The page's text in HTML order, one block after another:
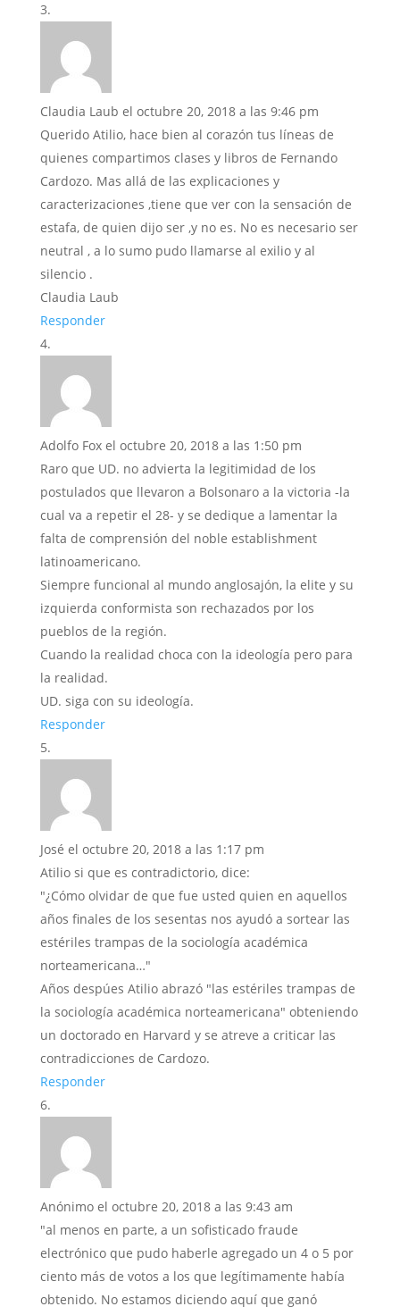
Claudia Laub el octubre 20, 2018 a las 9:46 pm
Querido Atilio, hace bien al corazón tus líneas de
quienes compartimos clases y libros de Fernando
Cardozo. Mas allá de las explicaciones y
caracterizaciones ,tiene que ver con la sensación de
estafa, de quien dijo ser ,y no es. No es necesario ser
neutral , a lo sumo pudo llamarse al exilio y al
silencio .
Claudia Laub
Responder
Adolfo Fox el octubre 20, 2018 a las 1:50 pm
Raro que UD. no advierta la legitimidad de los
postulados que llevaron a Bolsonaro a la victoria -la
cual va a repetir el 28- y se dedique a lamentar la
falta de comprensión del noble establishment
latinoamericano.
Siempre funcional al mundo anglosajón, la elite y su
izquierda conformista son rechazados por los
pueblos de la región.
Cuando la realidad choca con la ideología pero para
la realidad.
UD. siga con su ideología.
Responder
José el octubre 20, 2018 a las 1:17 pm
Atilio si que es contradictorio, dice:
"¿Cómo olvidar de que fue usted quien en aquellos
años finales de los sesentas nos ayudó a sortear las
estériles trampas de la sociología académica
norteamericana…"
Años despúes Atilio abrazó "las estériles trampas de
la sociología académica norteamericana" obteniendo
un doctorado en Harvard y se atreve a criticar las
contradicciones de Cardozo.
Responder
Anónimo el octubre 20, 2018 a las 9:43 am
"al menos en parte, a un sofisticado fraude
electrónico que pudo haberle agregado un 4 o 5 por
ciento más de votos a los que legítimamente había
obtenido. No estamos diciendo aquí que ganó